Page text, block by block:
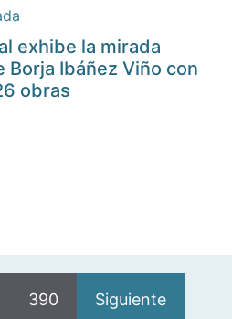
exhibe la mirada
Borja Ibáñez Viño con
obras
390 Siguiente